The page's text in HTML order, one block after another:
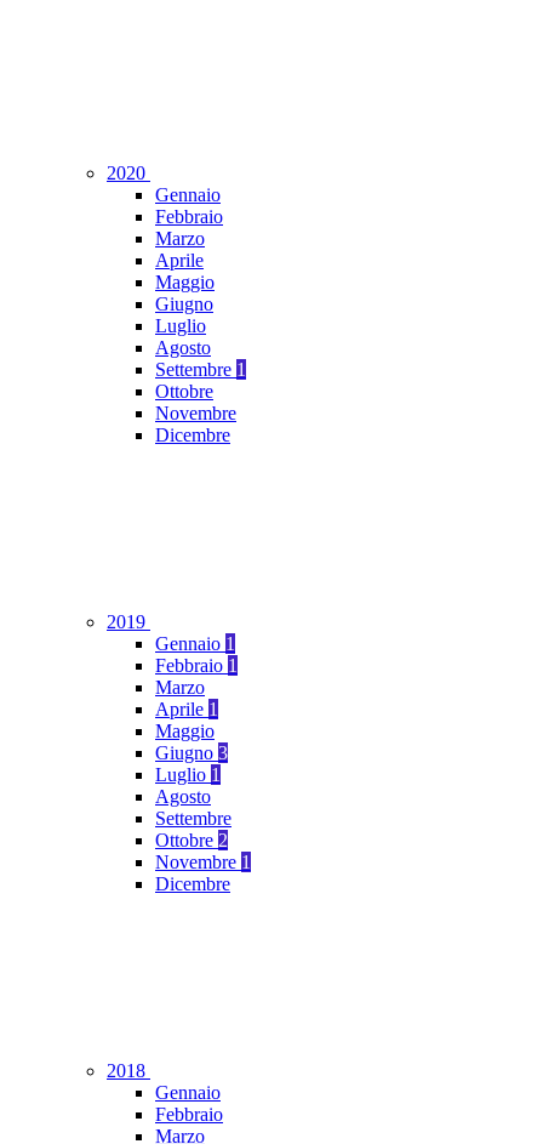
2020
Gennaio
Febbraio
Marzo
Aprile
Maggio
Giugno
Luglio
Agosto
Settembre 1
Ottobre
Novembre
Dicembre
2019
Gennaio 1
Febbraio 1
Marzo
Aprile 1
Maggio
Giugno 3
Luglio 1
Agosto
Settembre
Ottobre 2
Novembre 1
Dicembre
2018
Gennaio
Febbraio
Marzo